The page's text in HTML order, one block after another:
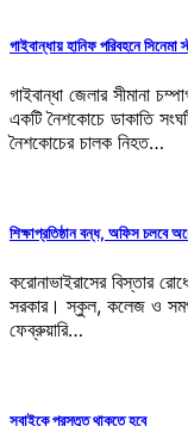
গাইবান্ধায় হানিফ পরিবহনে সিনেমা
গাইবান্ধা জেলার সীমানা
একটি নৈশকোচে ডাকাতি
নৈশকোচের চালক নিহত…
শিক্ষাপ্রতিষ্ঠান বন্ধ, অফিস চলবে
করোনাভাইরাসের বিস্তার
সরকার। স্কুল, কলেজ ও
ফেব্রুয়ারি…
সবাইকে প্রস্তুত থাকতে হবে